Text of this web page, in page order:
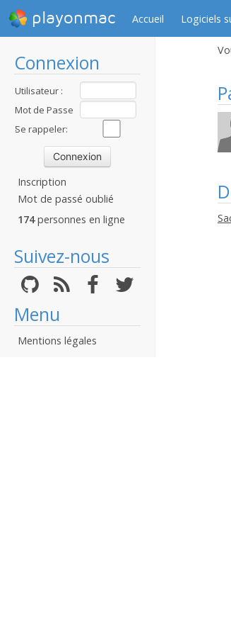
playonmac Accueil Logiciels
Connexion
Utilisateur :
Mot de Passe
:Se rappeler:
Inscription
Mot de passé oublié
174personnes en ligne
Suivez-nous
Menu
Mentions légales